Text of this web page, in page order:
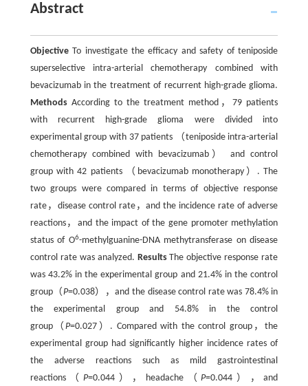
Abstract
ObjectiveTo investigate the efficacy and safety of teniposide
superselective intra-arterial chemotherapy combined with
bevacizumab in the treatment of recurrent high-grade glioma.
MethodsAccording to the treatment method，79 patients
with recurrent high-grade glioma were divided into
experimental group with 37 patients （teniposide intra-arterial
chemotherapy combined with bevacizumab） and control
group with 42 patients （bevacizumab monotherapy）. The
two groups were compared in terms of objective response
rate，disease control rate，and the incidence rate of adverse
reactions，and the impact of the gene promoter methylation
status of O6-methylguanine-DNA methytransferase on disease
control rate was analyzed. ResultsThe objective response rate
was 43.2% in the experimental group and 21.4% in the control
group（ P=0.038），and the disease control rate was 78.4% in
the experimental group and 54.8% in the control
group（P=0.027）. Compared with the control group，the
experimental group had significantly higher incidence rates of
the adverse reactions such as mild gastrointestinal
reactions（ P=0.044），headache（P=0.044），and